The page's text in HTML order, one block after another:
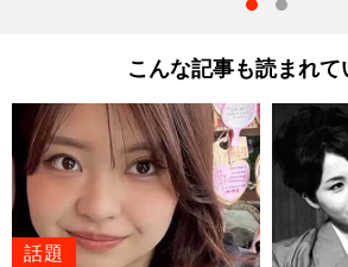
こんな記事も読まれて
話題